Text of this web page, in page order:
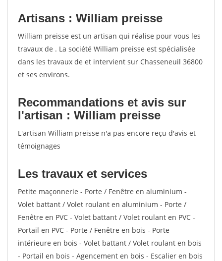
Artisans : William preisse
William preisse est un artisan qui réalise pour vous les
travaux de . La société William preisse est spécialisée
dans les travaux de et intervient sur Chasseneuil 36800
et ses environs.
Recommandations et avis sur
l'artisan : William preisse
L'artisan William preisse n'a pas encore reçu d'avis et
témoignages
Les travaux et services
Petite maçonnerie - Porte / Fenêtre en aluminium -
Volet battant / Volet roulant en aluminium - Porte /
Fenêtre en PVC - Volet battant / Volet roulant en PVC -
Portail en PVC - Porte / Fenêtre en bois - Porte
intérieure en bois - Volet battant / Volet roulant en bois
- Portail en bois - Agencement en bois - Escalier en bois